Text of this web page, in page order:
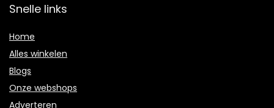
Snelle links
Home
Alles winkelen
Blogs
Onze webshops
Adverteren